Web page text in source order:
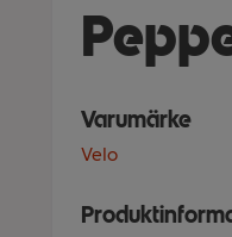
Varumärke
Velo